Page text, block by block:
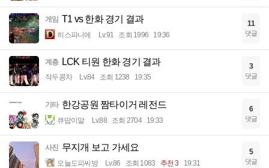
게임 T1 vs 한화 경기 결과
히스파니에 Lv.91 조회 1996 19:36
11
댓글
계층 LCK 티원 한화 경기 결과
작두콩차 Lv.84 조회 1238 19:35
3
댓글
기타 한강공원 짬타이거 레전드
큐땁이알 Lv.88 조회 2704 19:33
6
댓글
사진 무지개 보고 가세요
오늘도피씨방 Lv.86 조회 1083 추천 3 19:31
5
댓글